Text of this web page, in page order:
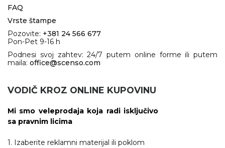
FAQ
Vrste štampe
Pozovite: +381 24 566 677
Pon-Pet 9-16 h
Podnesi svoj zahtev: 24/7 putem online forme ili putem
maila: office@scenso.com
VODIČ KROZ ONLINE KUPOVINU
Mi smo veleprodaja koja radi isključivo
sa pravnim licima
1. Izaberite reklamni materijal ili poklom